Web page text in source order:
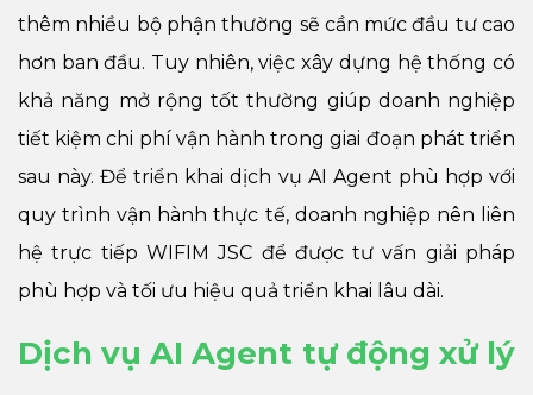
thêm nhiều bộ phận thường sẽ cần mức đầu tư cao
hơn ban đầu. Tuy nhiên, việc xây dựng hệ thống có
khả năng mở rộng tốt thường giúp doanh nghiệp
tiết kiệm chi phí vận hành trong giai đoạn phát triển
sau này. Để triển khai dịch vụ AI Agent phù hợp với
quy trình vận hành thực tế, doanh nghiệp nên liên
hệ trực tiếp WIFIM JSC để được tư vấn giải pháp
phù hợp và tối ưu hiệu quả triển khai lâu dài.
Dịch vụ AI Agent tự động xử lý